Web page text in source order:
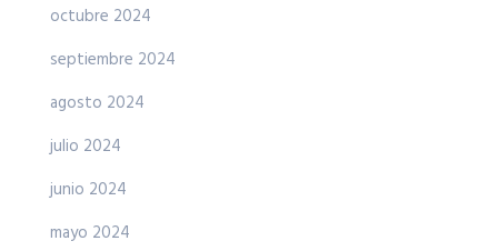
octubre 2024
septiembre 2024
agosto 2024
julio 2024
junio 2024
mayo 2024